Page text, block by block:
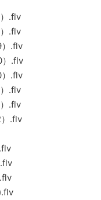
.flv
.flv
）.flv
）.flv
）.flv
.flv
.flv
）.flv